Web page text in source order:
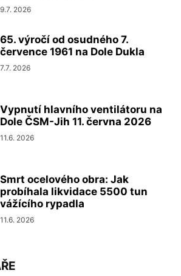
9.7. 2026
65. výročí od osudného 7.
července 1961 na Dole Dukla
7.7. 2026
Vypnutí hlavního ventilátoru na
Dole ČSM-Jih 11. června 2026
11.6. 2026
Smrt ocelového obra: Jak
probíhala likvidace 5500 tun
vážícího rypadla
11.6. 2026